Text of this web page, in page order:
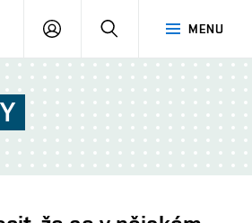
MENU
PŘIHLÁŠENÍ